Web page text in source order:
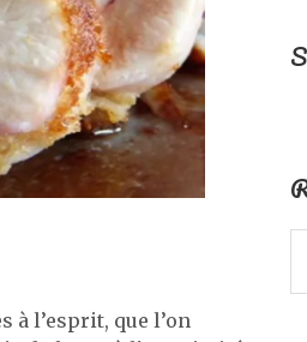
à l’esprit, que l’on